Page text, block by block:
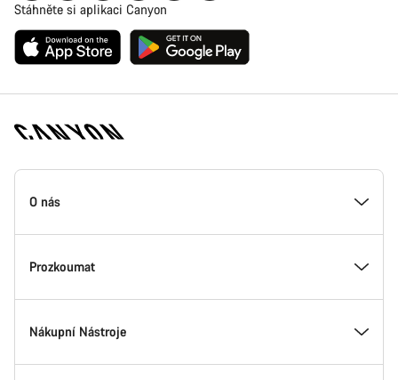
Stáhněte si aplikaci Canyon
Zápatí
stránky
O nás
Uvnitř Canyonu
Inovace v Canyonu
Prozkoumat
Akce
Nákupní Nástroje